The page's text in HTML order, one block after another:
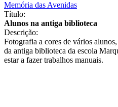
Memória das Avenidas
Título:
Alunos na antiga biblioteca
Descrição:
Fotografia a cores de vários
da antiga biblioteca da escola
estar a fazer trabalhos manuais.